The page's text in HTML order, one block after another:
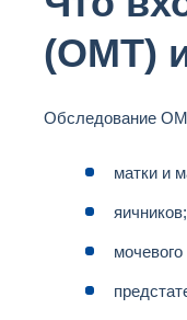
(ОМТ)
Обследование
матки и
яичников;